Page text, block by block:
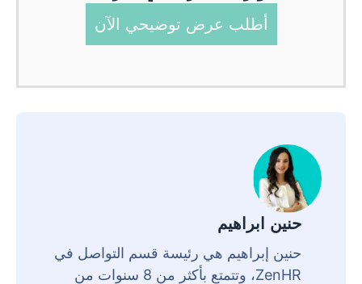
أطلب عرض توضيحي الآن
حنين ابراهيم
حنين إبراهيم هي رئيسة قسم التواصل في
ZenHR، وتتمتع بأكثر من 8 سنوات من